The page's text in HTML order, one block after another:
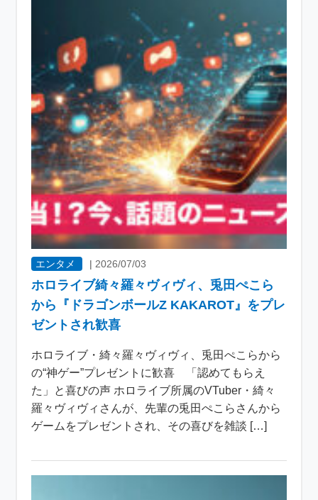
エンタメ | 2026/07/03
ホロライブ綺々羅々ヴィヴィ、兎田ぺこら
から『ドラゴンボールZ KAKAROT』をプレ
ゼントされ歓喜
ホロライブ・綺々羅々ヴィヴィ、兎田ぺこらから
の“神ゲー”プレゼントに歓喜 「認めてもらえ
た」と喜びの声 ホロライブ所属のVTuber・綺々
羅々ヴィヴィさんが、先輩の兎田ぺこらさんから
ゲームをプレゼントされ、その喜びを雑談 […]